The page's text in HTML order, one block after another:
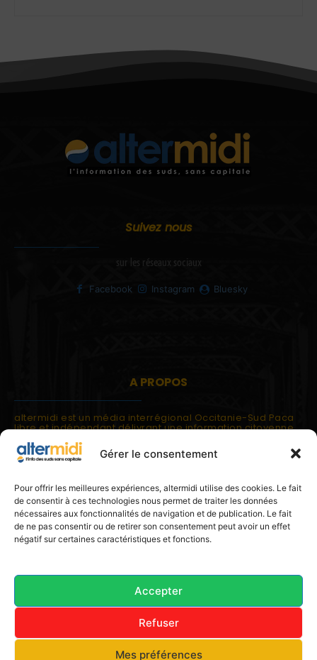
Gérer le consentement
Pour offrir les meilleures expériences, altermidi utilise des cookies. Le fait
de consentir à ces technologies nous permet de traiter les données
nécessaires aux fonctionnalités de navigation et de publication. Le fait
de ne pas consentir ou de retirer son consentement peut avoir un effet
négatif sur certaines caractéristiques et fonctions.
Accepter
Refuser
Mes préférences
Suivez nous
sur les réseaux sociaux
Facebook Instagram Bluesky
A PROPOS
altermidi est un média interrégional Occitanie-Sud Paca
libre et indépendant délivrant une information citoyenne
altermidi est ouvert sur les suds, la méditerranée,
l'europe.
altermidi aborde des thématiques globales évaluées à
partir des constats de terrain ou d'analyses à l'échelon
local.
altermidi c'est l'information capitale, sans capitale.
© 2025 altermidi.org - Les amis d'altermidi